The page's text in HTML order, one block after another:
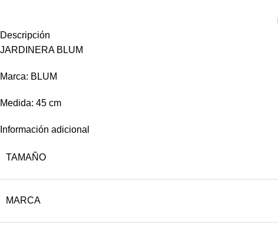
Descripción
JARDINERA BLUM
Marca: BLUM
Medida: 45 cm
Información adicional
TAMAÑO
MARCA